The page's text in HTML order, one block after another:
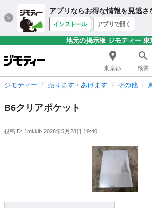
アプリならお得な情報を見逃さ
インストール アプリで開く
地元の掲示板 ジモティー 東
東京都 検索
ジモティー 売ります・あげます その他
B6クリアポケット
投稿ID: 1mkkib 2026年5月28日 19:40